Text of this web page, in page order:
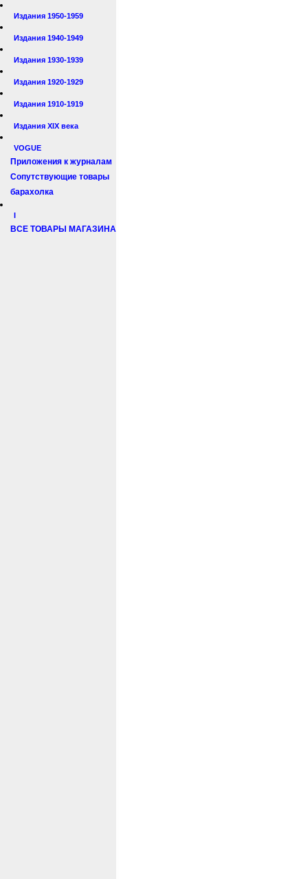
Издания 1950-1959
Издания 1940-1949
Издания 1930-1939
Издания 1920-1929
Издания 1910-1919
Издания XIX века
VOGUE
Приложения к журналам
Сопутствующие товары
барахолка
I
ВСЕ ТОВАРЫ МАГАЗИНА